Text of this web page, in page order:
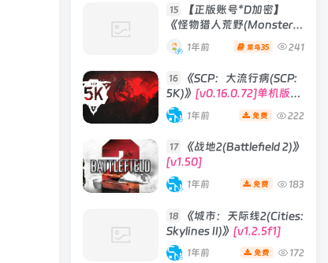
15
【正版账号*D加密】
《怪物猎人荒野(Monster
Hunter Wilds)》
1年前 菜鸟35 241
16
《SCP：大流行病(SCP:
5K)》 [v0.16.0.72]单机版/
联机版
1年前 免费 222
17
《战地2(Battlefield 2)》
[v1.50]
1年前 免费 183
18
《城市：天际线2(Cities:
Skylines II)》 [v1.2.5f1]
1年前 免费 172